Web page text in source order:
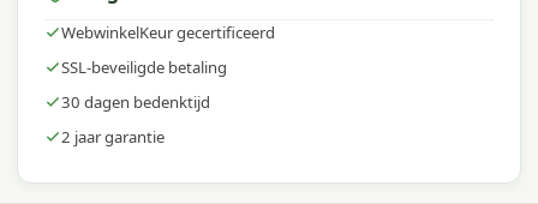
WebwinkelKeur gecertificeerd
SSL-beveiligde betaling
30 dagen bedenktijd
2 jaar garantie